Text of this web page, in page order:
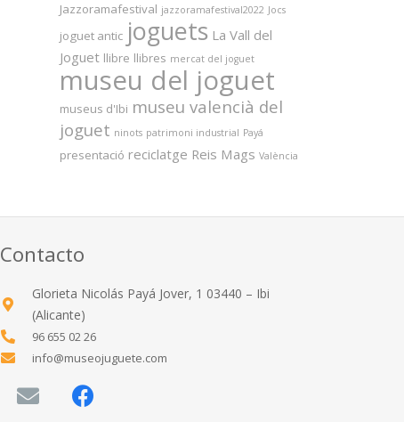
Jazzoramafestival jazzoramafestival2022 Jocs
joguet antic joguets La Vall del
Joguet llibre llibres mercat del joguet
museu del joguet
museus d'Ibi museu valencià del
joguet ninots patrimoni industrial Payá
presentació reciclatge Reis Mags València
Contacto
Glorieta Nicolás Payá Jover, 1 03440 – Ibi
(Alicante)
96 655 02 26
info@museojuguete.com